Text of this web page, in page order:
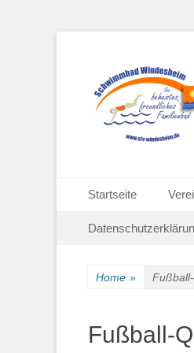
Primäres
Inhalt
Startseite
Sekundär-
Inhalt
Home »
Fußball-